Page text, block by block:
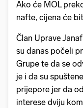
Ako će MOL
nafte, cijena će
Član Uprave
su danas počeli
Grupe te da se
je i da su
prijepore jer da
interese dviju